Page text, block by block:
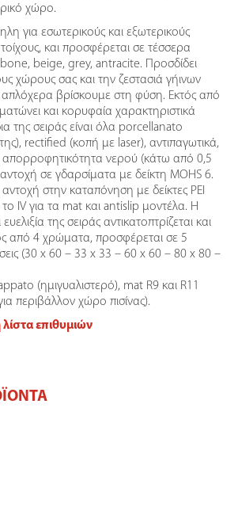
χώρο.
για εσωτερικούς και εξωτερικούς
και προσφέρεται σε τέσσερα
beige, grey, antracite. Προσδίδει
χώρους σας και την ζεστασιά γήινων
βρίσκουμε στη φύση. Εκτός από
και κορυφαία χαρακτηριστικά
της σειράς είναι όλα porcellanato
rectified (κοπή με laser), αντιπαγωτικά,
απορροφητικότητα νερού (κάτω από 0,5
σε γδαρσίματα με δείκτη MOHS 6.
στην καταπόνηση με δείκτες PEI
IV για τα mat και antislip μοντέλα. Η
της σειράς αντικατοπτρίζεται και
από 4 χρώματα, προσφέρεται σε 5
(30 x 60 – 33 x 33 – 60 x 60 – 80 x 80 –
(ημιγυαλιστερό), mat R9 και R11
περιβάλλον χώρο πισίνας).
επιθυμιών